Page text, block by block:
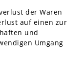
der Waren
auf einen zur
und
Umgang